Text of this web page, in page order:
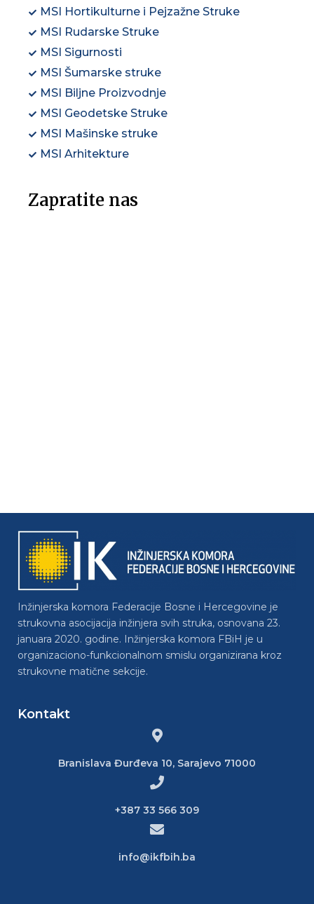
MSI Hortikulturne i Pejzažne Struke
MSI Rudarske Struke
MSI Sigurnosti
MSI Šumarske struke
MSI Biljne Proizvodnje
MSI Geodetske Struke
MSI Mašinske struke
MSI Arhitekture
Zapratite nas
Inžinjerska komora Federacije Bosne i Hercegovine je
strukovna asocijacija inžinjera svih struka, osnovana 23.
januara 2020. godine. Inžinjerska komora FBiH je u
organizaciono-funkcionalnom smislu organizirana kroz
strukovne matične sekcije.
Kontakt
Branislava Đurđeva 10, Sarajevo 71000
+387 33 566 309
info@ikfbih.ba